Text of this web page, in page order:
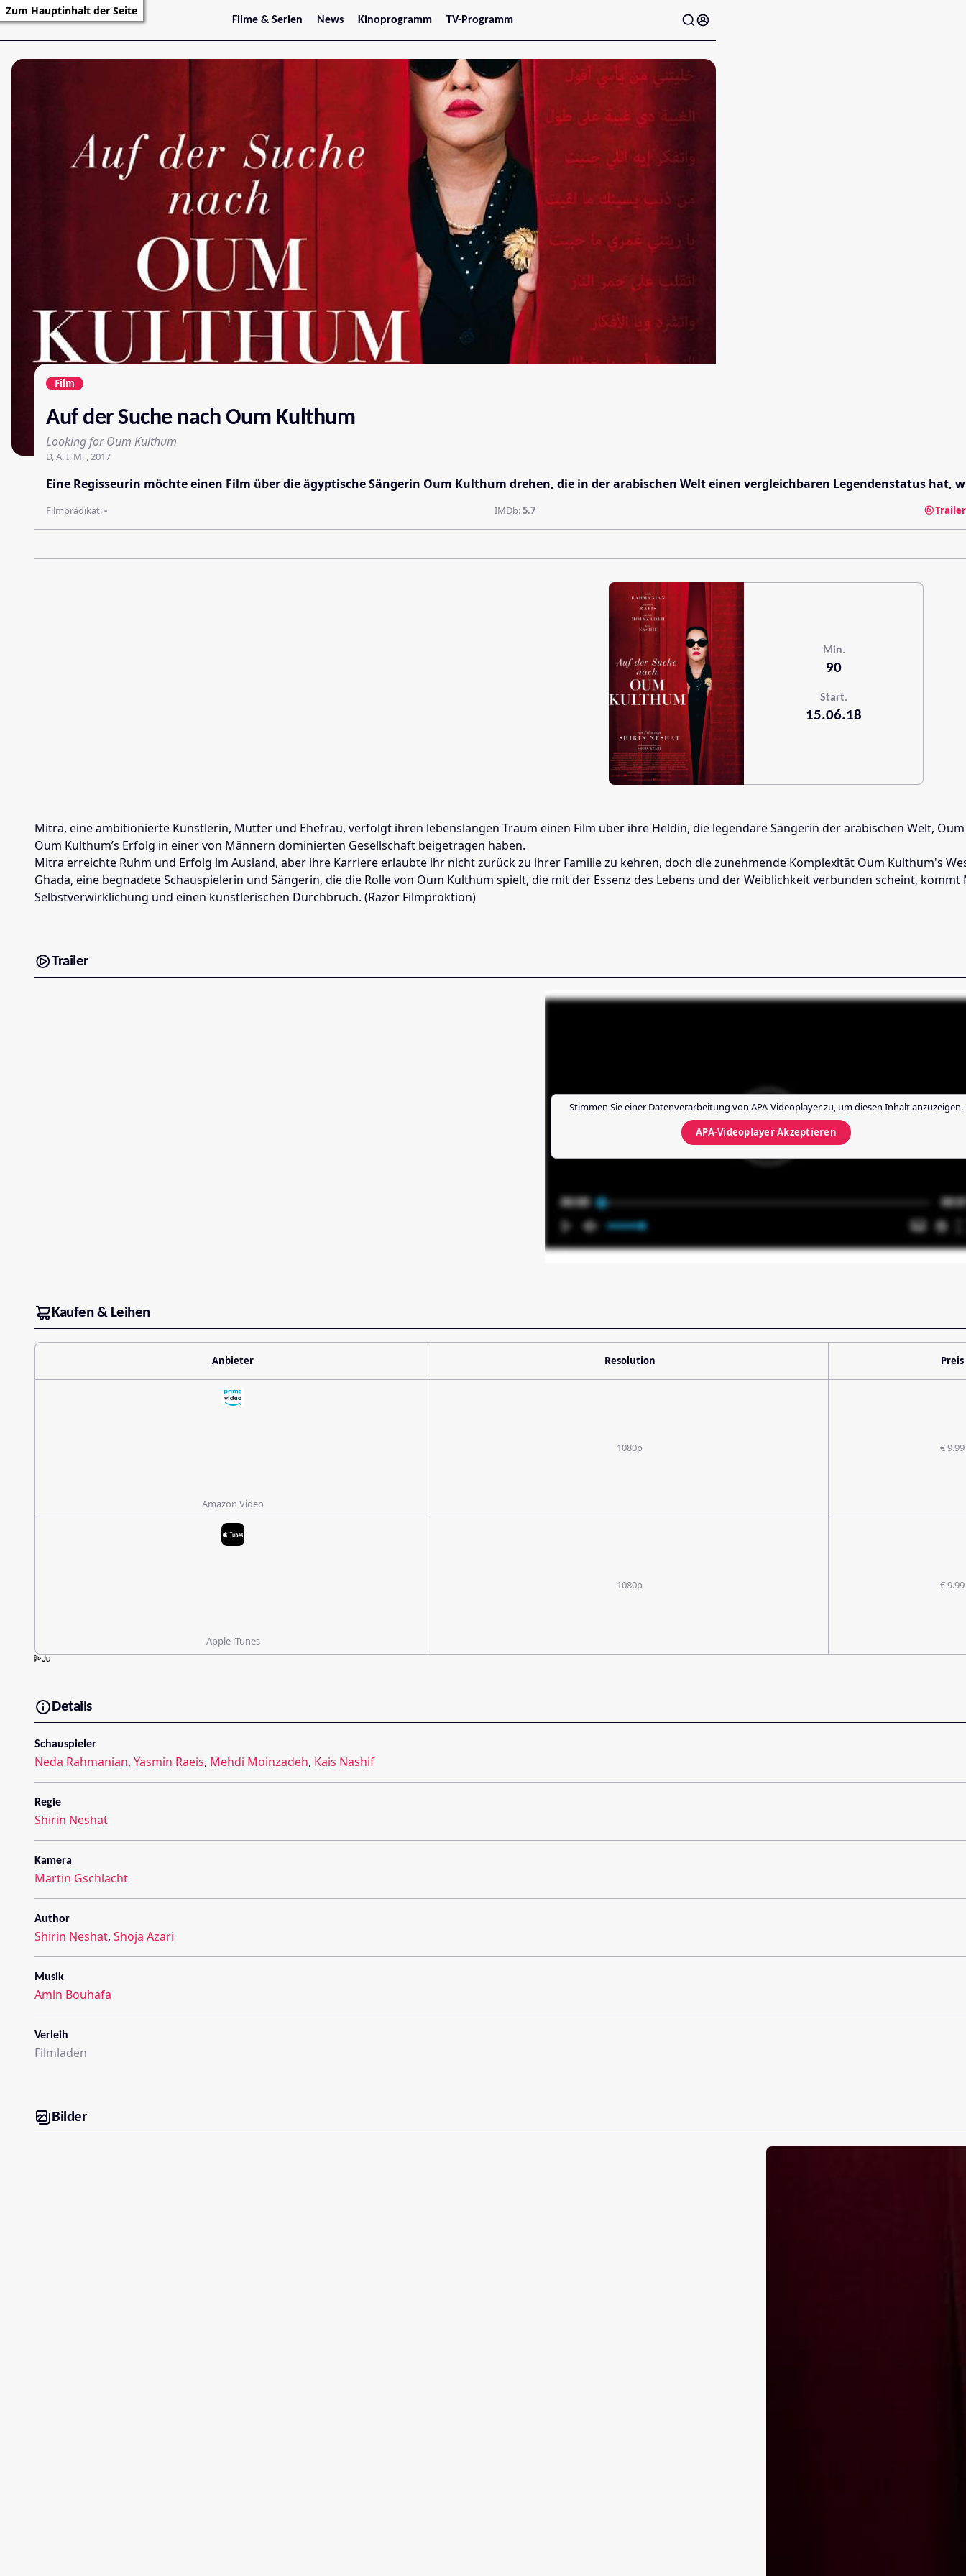
Zum Hauptinhalt der Seite
Filme & Serien
Trailer
Filmarchiv
News
Stars
Kinoprogramm
Jetzt im Kino
Niederösterreich
Salzburg
Vorarlberg
TV-Programm
Film
Auf der Suche nach Oum Kulthum
Looking for Oum Kulthum
D, A, I, M, , 2017
Eine Regisseurin möchte einen Film über die ägyptische Sängerin Oum Kulthum drehen, die in der arabischen Welt einen vergleichbaren Legendenstatus hat,
Filmprädikat:- IMDb:5.7
Min.
90
Start.
15.06.18
Mitra, eine ambitionierte Künstlerin, Mutter und Ehefrau, verfolgt ihren lebenslangen Traum einen Film über ihre Heldin, die legendäre Sängerin der arabischen Welt,
Oum Kulthum’s Erfolg in einer von Männern dominierten Gesellschaft beigetragen haben.
Mitra erreichte Ruhm und Erfolg im Ausland, aber ihre Karriere erlaubte ihr nicht zurück zu ihrer Familie zu kehren, doch die zunehmende Komplexität Oum Kulthum's
Ghada, eine begnadete Schauspielerin und Sängerin, die die Rolle von Oum Kulthum spielt, die mit der Essenz des Lebens und der Weiblichkeit verbunden scheint,
Selbstverwirklichung und einen künstlerischen Durchbruch. (Razor Filmproktion)
Trailer
Stimmen Sie einer Datenverarbeitung von APA-Videoplayerzu, um diesen Inhalt anzuzeigen.
APA-VideoplayerAkzeptieren
Kaufen & Leihen
Anbieter Resolution Preis
Amazon Video
1080p € 9.99
Apple iTunes
1080p € 9.99
Details
Schauspieler
Neda Rahmanian, Yasmin Raeis, Mehdi Moinzadeh, Kais Nashif
Regie
Shirin Neshat
Kamera
Martin Gschlacht
Author
Shirin Neshat, Shoja Azari
Musik
Amin Bouhafa
Verleih
Filmladen
Bilder